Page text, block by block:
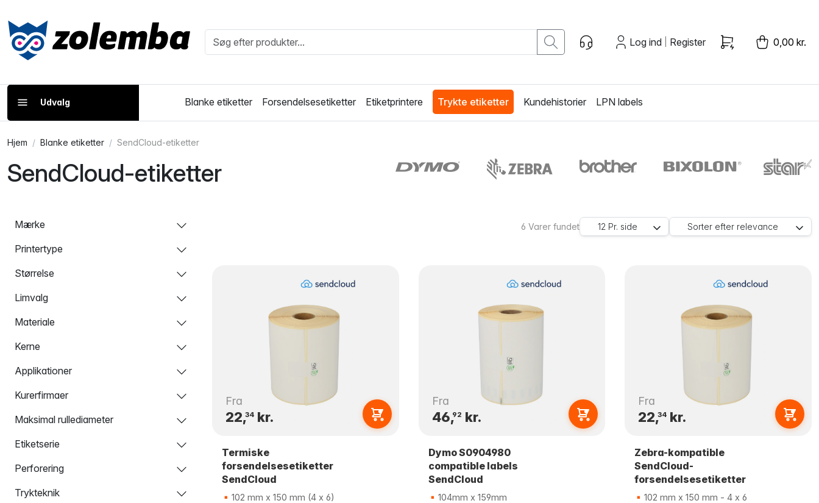
Log ind Register 0,00 kr.
Udvalg Blanke etiketter Forsendelsesetiketter Etiketprintere Trykte etiketter Kundehistorier LPN labels
Hjem Blanke etiketter SendCloud-etiketter
SendCloud-etiketter
Mærke
Printertype
Størrelse
Limvalg
Materiale
Kerne
Applikationer
Kurerfirmaer
Maksimal rullediameter
Etiketserie
Perforering
Trykteknik
6Varer fundet 12 Pr. side Sorter efter relevance
Fra
22,34kr.
Termiske
forsendelsesetiketter
SendCloud
102 mm x 150 mm (4 x 6)
Fra
46,92 kr.
Dymo S0904980
compatible labels
SendCloud
104mm x 159mm
Fra
22,34kr.
Zebra-kompatible
SendCloud-
forsendelsesetiketter
102 mm x 150 mm - 4 x 6